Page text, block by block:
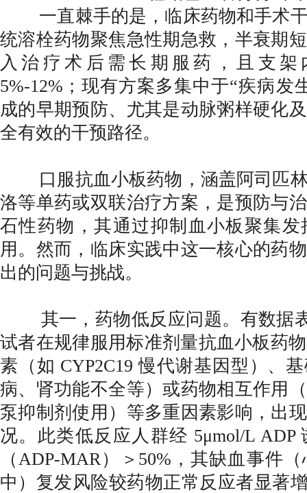
一直棘手的是，临床药物和手术干
统溶栓药物聚焦急性期急救，半衰期
入治疗术后需长期服药，且支架
5%-12%；现有方案多集中于“疾病发
成的早期预防、尤其是动脉粥样硬化
全有效的干预路径。
口服抗血小板药物，涵盖阿司匹林
洛等单药或双联治疗方案，是预防与
石性药物，其通过抑制血小板聚集
用。然而，临床实践中这一核心的药
出的问题与挑战。
其一，药物低反应问题。有数据表
试者在规律服用标准剂量抗血小板药
素（如 CYP2C19 慢代谢基因型）、
病、肾功能不全等）或药物相互作用
泵抑制剂使用）等多重因素影响，出
况。此类低反应人群经 5μmol/L ADP
（ADP-MAR）＞50%，其缺血事件
中）复发风险较药物正常反应者显著